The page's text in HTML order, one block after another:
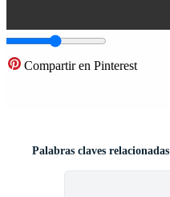
Compartir en Pinterest
Palabras claves relacionadas